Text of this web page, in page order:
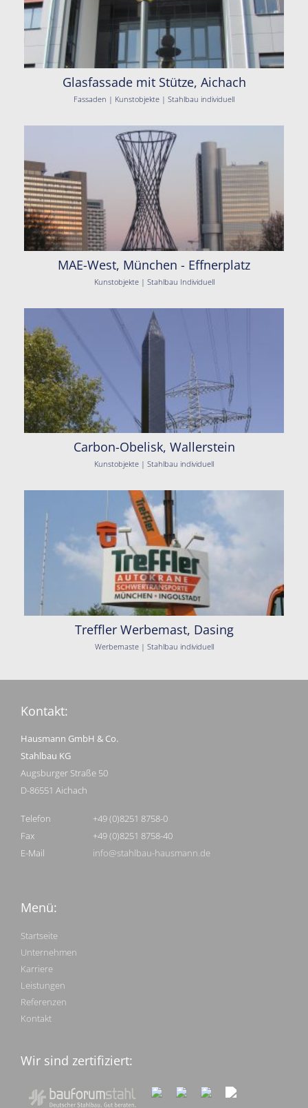
Glasfassade mit Stütze, Aichach
Fassaden | Kunstobjekte | Stahlbau individuell
MAE-West, München - Effnerplatz
Kunstobjekte | Stahlbau Individuell
Carbon-Obelisk, Wallerstein
Kunstobjekte | Stahlbau individuell
Treffler Werbemast, Dasing
Werbemaste | Stahlbau individuell
Kontakt:
Hausmann GmbH & Co.
Stahlbau KG
Augsburger Straße 50
D-86551 Aichach
Telefon
Fax
E-Mail
+49 (0)8251 8758-0
+49 (0)8251 8758-40
info@stahlbau-hausmann.de
Menü:
Startseite
Unternehmen
Karriere
Leistungen
Referenzen
Kontakt
Wir sind zertifiziert: